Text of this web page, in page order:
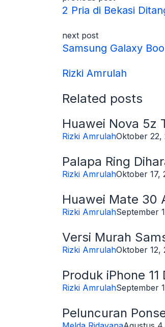
2 Pria di Bekasi
next post
Samsung Galaxy
Rizki Amrulah
Related posts
Huawei Nova 5z
Rizki AmrulahOktober 22,
Palapa Ring
Rizki AmrulahOktober 17,
Huawei Mate 30
Rizki AmrulahSeptember
Versi Murah
Rizki AmrulahOktober 12,
Produk iPhone
Rizki AmrulahSeptember
Peluncuran